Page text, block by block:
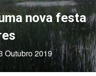
a
r
a
n
a
v
e
g
a
nova festa
Outubro 2019